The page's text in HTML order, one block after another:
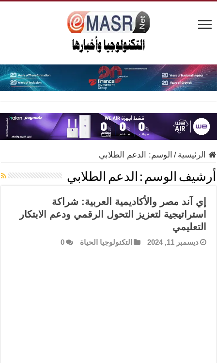
الرئيسية / الوسم: الدعم الطلابي
أرشيف الوسم : الدعم الطلابي
إي آند مصر والأكاديمية العربية: شراكة
استراتيجية لتعزيز التحول الرقمي ودعم الابتكار
التعليمي
ديسمبر 11, 2024 التكنولوجيا الحياة 0